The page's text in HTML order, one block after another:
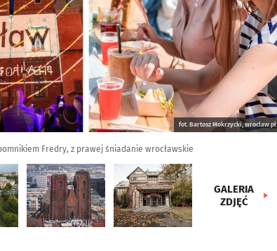
fot. Bartosz Mokrzycki, wroclaw.pl
Fredry, z prawej śniadanie wrocławskie
GALERIA
ZDJĘĆ